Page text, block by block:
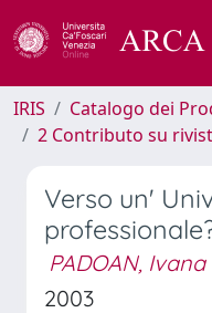
IRIS
Catalogo dei
2 Contributo su
Verso un'
PADOAN,
2003